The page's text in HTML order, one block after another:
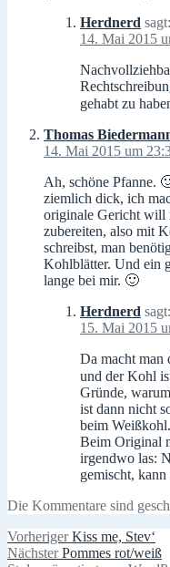
Herdnerd sagt:
14. Mai 2015
gehabt zu
Thomas
14. Mai 2015 um
Ah, schöne Pfanne.
ziemlich dick, ich
originale Gericht will
zubereiten, also mit
schreibst, man
Kohlblätter. Und ein
lange bei mir. 🙂
Herdnerd sagt:
15. Mai 2015
Da macht man
und der Kohl
Gründe,
ist dann nicht
beim Weißkohl.
Beim Original
irgendwo las:
gemischt,
Die Kommentare sind
Beitragsnavigation
Vorheriger Vorheriger
Beitrag:
Kiss me, Stev‘
Nächster Nächster
Pommes rot/weiß